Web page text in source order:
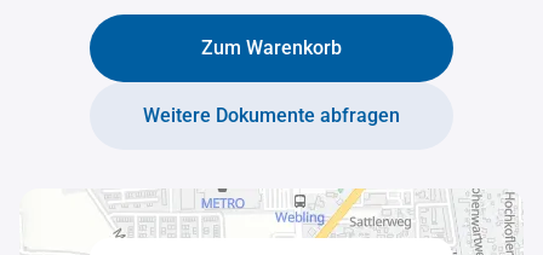
Zum Warenkorb
Weitere Dokumente abfragen